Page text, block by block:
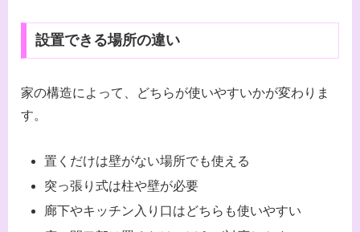
設置できる場所の違い
家の構造によって、どちらが使いやすいかが変わりま
す。
置くだけは壁がない場所でも使える
突っ張り式は柱や壁が必要
廊下やキッチン入り口はどちらも使いやすい